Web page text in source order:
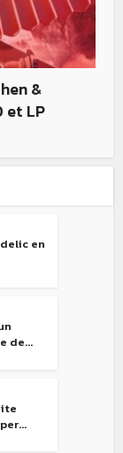
&
et LP
en
de...